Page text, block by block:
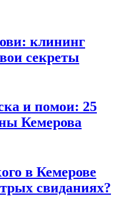
клининг
секреты
и помои: 25
Кемерова
в Кемерове
свиданиях?